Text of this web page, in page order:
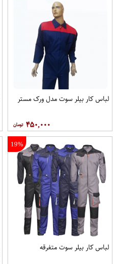
لباس کار بیلر سوت مدل ورک مستر
۴۵۰,۰۰۰
19%
لباس کار بیلر سوت متفرقه